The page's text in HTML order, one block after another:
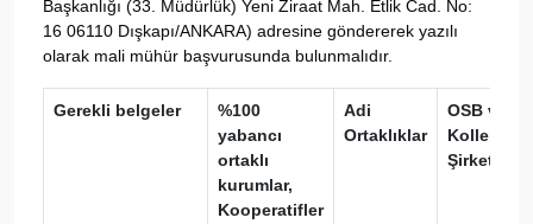
Başkanlığı (33. Müdürlük) Yeni Ziraat Mah. Etlik Cad. No:
16 06110 Dışkapı/ANKARA) adresine göndererek yazılı
olarak mali mühür başvurusunda bulunmalıdır.
Gerekli belgeler
%100
yabancı
ortaklı
kurumlar,
Kooperatifler
Adi
Ortaklıklar
OSB ve
Kollektif
Şirketler